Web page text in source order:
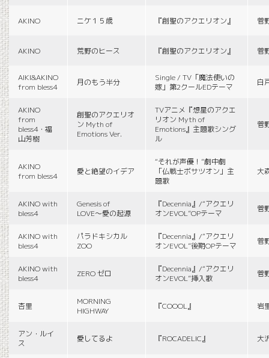
AKINO ニケ１５歳 『創聖のアクエリオン』 菅
AKINO 荒野のヒース 『創聖のアクエリオン』 菅
AIKI&AKINO
from bless4
月のもう半分
Single / TV「魔法使いの
嫁」第2クールEDテーマ
白
AKINO
from
bless4・福
山芳樹
創聖のアクエリオ
ン Myth of
Emotions Ver.
TVアニメ『想星のアクエ
リオン Myth of
Emotions』主題歌シング
ル
菅
AKINO
from bless4
愛と絶望のイデア
“それが声優！”劇中劇
「仏戦士ボサツオン」主
題歌
大
AKINO with
bless4
Genesis of
LOVE〜愛の起源
『Decennia』/“アクエリ
オンEVOL”OPテーマ
菅
AKINO with
bless4
パラドキシカル
ZOO
『Decennia』/“アクエリ
オンEVOL”後期OPテーマ
菅
AKINO with
bless4
ZERO ゼロ
『Decennia』/“アクエリ
オンEVOL”挿入歌
菅
杏里
MORNING
HIGHWAY
『COOOL』 岩
アン・ルイ
ス
愛してるよ 『ROCADELIC』 大